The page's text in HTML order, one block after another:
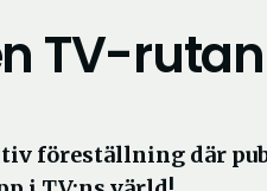
TV-rutan
föreställning där